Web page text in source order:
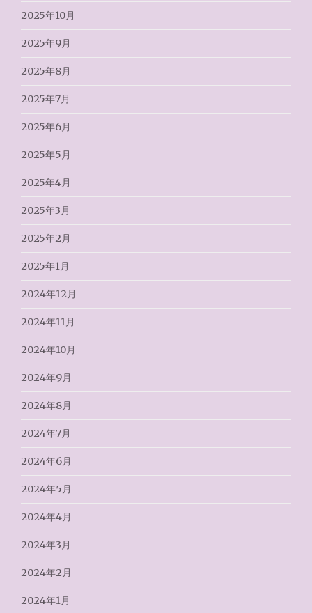
2025年10月
2025年9月
2025年8月
2025年7月
2025年6月
2025年5月
2025年4月
2025年3月
2025年2月
2025年1月
2024年12月
2024年11月
2024年10月
2024年9月
2024年8月
2024年7月
2024年6月
2024年5月
2024年4月
2024年3月
2024年2月
2024年1月